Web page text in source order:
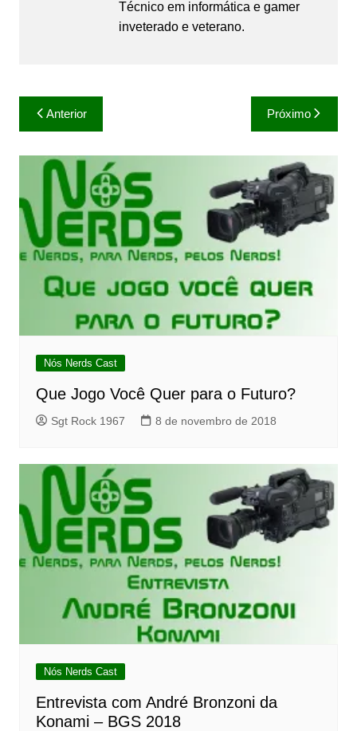
Técnico em informática e gamer
inveterado e veterano.
Navegação
de
Post
Anterior Próximo
Nós Nerds Cast
Que Jogo Você Quer para o Futuro?
Sgt Rock 1967 8 de novembro de 2018
Nós Nerds Cast
Entrevista com André Bronzoni da
Konami – BGS 2018